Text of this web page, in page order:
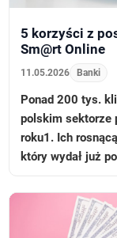
5 korzyści z
Sm@rt Online
11.05.2026 Banki
Ponad 200 tys.
polskim sektorze
roku1. Ich
który wydał już